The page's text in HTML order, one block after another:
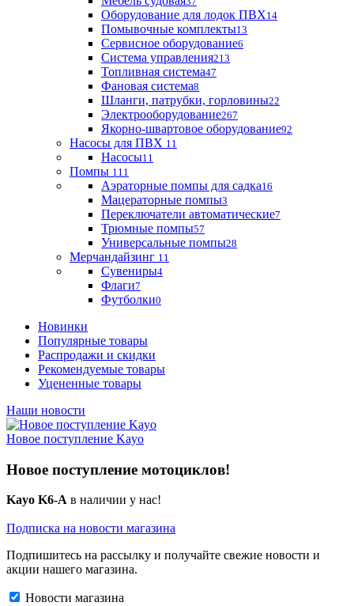
Оборудование для лодок ПВХ14
Помывочные комплекты13
Сервисное оборудование6
Система управления213
Топливная система47
Фановая система8
Шланги, патрубки, горловины22
Электрооборудование267
Якорно-швартовое оборудование92
Насосы для ПВХ 11
Насосы11
Помпы 111
Аэраторные помпы для садка16
Мацераторные помпы3
Переключатели автоматические7
Трюмные помпы57
Универсальные помпы28
Мерчандайзинг 11
Сувениры4
Флаги7
Футболки0
Новинки
Популярные товары
Распродажи и скидки
Рекомендуемые товары
Уцененные товары
Наши новости
Новое поступление Kayo
Новое поступление мотоциклов!
Kayo K6-A в наличии у нас!
Подписка на новости магазина
Подпишитесь на рассылку и получайте свежие новости и
акции нашего магазина.
Новости магазина